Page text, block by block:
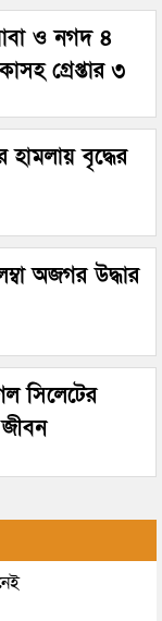
ও নগদ ৪
গ্রেপ্তার ৩
হামলায় বৃদ্ধের
অজগর উদ্ধার
সিলেটের
জীবন